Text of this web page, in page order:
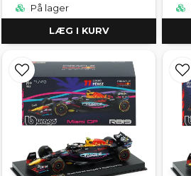
På lager
LÆG I KURV